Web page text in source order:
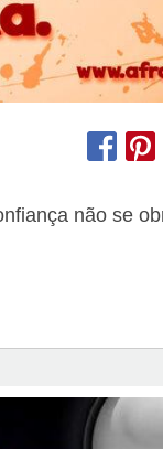
não se